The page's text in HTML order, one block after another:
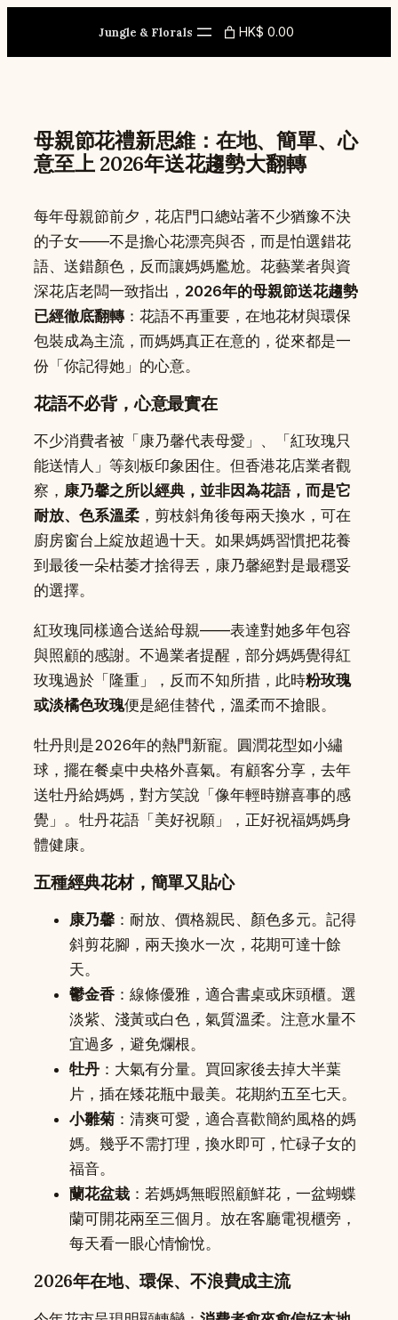
content
Jungle & Florals HK$ 0.00
母親節花禮新思維：在地、簡單、心
意至上 2026年送花趨勢大翻轉
每年母親節前夕，花店門口總站著不少猶豫不決
的子女——不是擔心花漂亮與否，而是怕選錯花
語、送錯顏色，反而讓媽媽尷尬。花藝業者與資
深花店老闆一致指出， 2026年的母親節送花趨勢
已經徹底翻轉：花語不再重要，在地花材與環保
包裝成為主流，而媽媽真正在意的，從來都是一
份「你記得她」的心意。
花語不必背，心意最實在
不少消費者被「康乃馨代表母愛」、「紅玫瑰只
能送情人」等刻板印象困住。但香港花店業者觀
察， 康乃馨之所以經典，並非因為花語，而是它
耐放、色系溫柔 ，剪枝斜角後每兩天換水，可在
廚房窗台上綻放超過十天。如果媽媽習慣把花養
到最後一朵枯萎才捨得丟，康乃馨絕對是最穩妥
的選擇。
紅玫瑰同樣適合送給母親——表達對她多年包容
與照顧的感謝。不過業者提醒，部分媽媽覺得紅
玫瑰過於「隆重」，反而不知所措，此時粉玫瑰
或淡橘色玫瑰便是絕佳替代，溫柔而不搶眼。
牡丹則是2026年的熱門新寵。圓潤花型如小繡
球，擺在餐桌中央格外喜氣。有顧客分享，去年
送牡丹給媽媽，對方笑說「像年輕時辦喜事的感
覺」。牡丹花語「美好祝願」，正好祝福媽媽身
體健康。
五種經典花材，簡單又貼心
康乃馨 ：耐放、價格親民、顏色多元。記得
斜剪花腳，兩天換水一次，花期可達十餘
天。
鬱金香 ：線條優雅，適合書桌或床頭櫃。選
淡紫、淺黃或白色，氣質溫柔。注意水量不
宜過多，避免爛根。
牡丹 ：大氣有分量。買回家後去掉大半葉
片，插在矮花瓶中最美。花期約五至七天。
小雛菊 ：清爽可愛，適合喜歡簡約風格的媽
媽。幾乎不需打理，換水即可，忙碌子女的
福音。
蘭花盆栽 ：若媽媽無暇照顧鮮花，一盆蝴蝶
蘭可開花兩至三個月。放在客廳電視櫃旁，
每天看一眼心情愉悅。
2026年在地、環保、不浪費成主流